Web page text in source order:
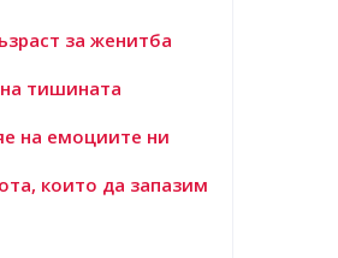
за женитба
тишината
на емоциите ни
които да запазим